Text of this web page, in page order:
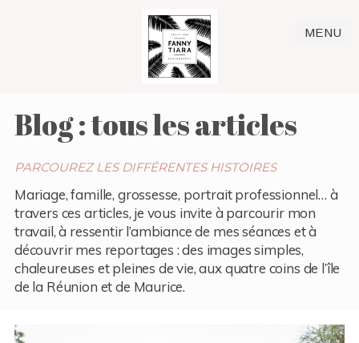
MENU
Blog : tous les articles
PARCOUREZ LES DIFFÉRENTES HISTOIRES
Mariage, famille, grossesse, portrait professionnel… à
travers ces articles, je vous invite à parcourir mon
travail, à ressentir l’ambiance de mes séances et à
découvrir mes reportages : des images simples,
chaleureuses et pleines de vie, aux quatre coins de l’île
de la Réunion et de Maurice.